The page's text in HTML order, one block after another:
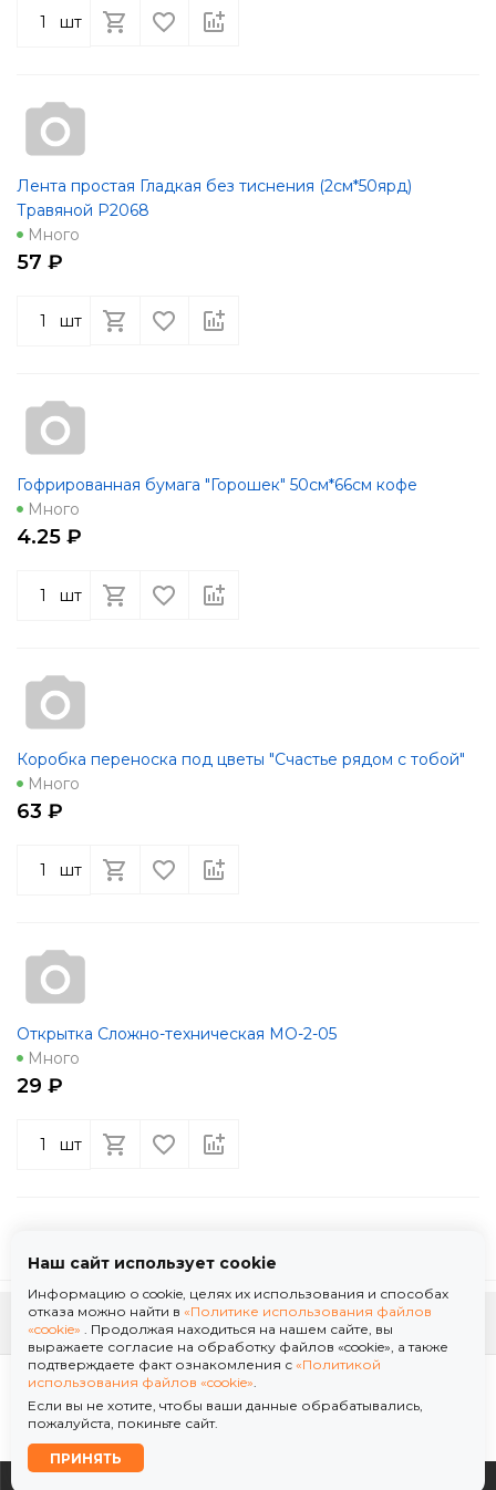
шт
Лента простая Гладкая без тиснения (2см*50ярд)
Травяной Р2068
Много
57 ₽
шт
Гофрированная бумага "Горошек" 50см*66см кофе
Много
4.25 ₽
шт
Коробка переноска под цветы "Счастье рядом с тобой"
Много
63 ₽
шт
Открытка Сложно-техническая МО-2-05
Много
29 ₽
шт
К началу страницы
© 2026 ООО "Флор Мануфактура" .Все права защищены. Информация сайта защищена
Политика обработки персональных данных
Политика использования файлов «cookie»
Наш сайт использует cookie
Информацию о cookie, целях их использования и способах
отказа можно найти в «Политике использования файлов
«cookie» . Продолжая находиться на нашем сайте, вы
выражаете согласие на обработку файлов «cookie», а также
подтверждаете факт ознакомления с «Политикой
использования файлов «cookie».
Если вы не хотите, чтобы ваши данные обрабатывались,
пожалуйста, покиньте сайт.
ПРИНЯТЬ